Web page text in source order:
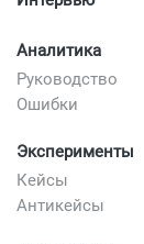
Аналитика
Руководство
Ошибки
Эксперименты
Кейсы
Антикейсы